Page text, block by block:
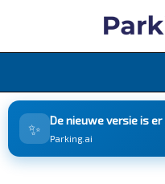
M
m
e
i
✨ De nieuwe versie is er
Parking.ai